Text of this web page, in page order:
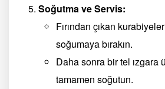
Soğutma ve Servis:
Fırından çıkan
soğumaya bırakın.
Daha sonra bir tel ızgara
tamamen soğutun.